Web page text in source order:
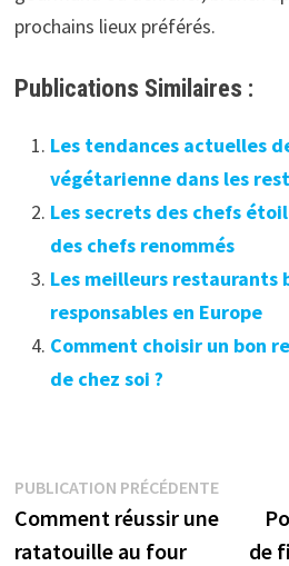
prochains lieux préférés.
Publications Similaires :
Les tendances actuelles
végétarienne dans les
Les secrets des chefs
des chefs renommés
Les meilleurs restaurants
responsables en Europe
Comment choisir un bon
de chez soi ?
Navigation
de
PUBLICATION PRÉCÉDENTE
Comment réussir une
ratatouille au four
de